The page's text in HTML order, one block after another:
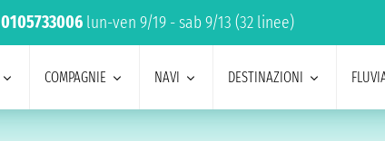
0105733006 lun-ven 9/19 - sab 9/13 (32 linee)
COMPAGNIE NAVI DESTINAZIONI